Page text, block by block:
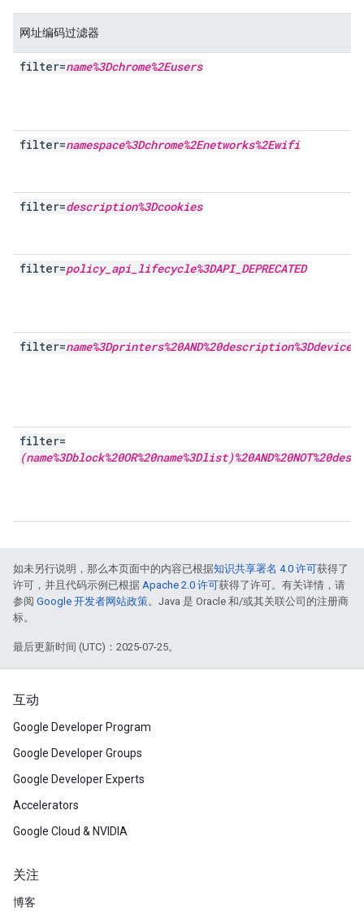
网址编码过滤器
filter=name%3Dchrome%2Eusers
filter=namespace%3Dchrome%2Enetworks%2Ewifi
filter=description%3Dcookies
filter=policy_ api lifecycle%3DAPI_ DEPRECATED
filter=name%3Dprinters%20AND%20description%3Ddevices
filter=
如未另行说明，那么本页面中的内容已根据知识共享署名 4.0 许可获得了
许可，并且代码示例已根据 Apache 2.0 许可获得了许可。有关详情，请
参阅 Google 开发者网站政策。Java 是 Oracle 和/或其关联公司的注册商
标。
最后更新时间 (UTC)：2025-07-25。
互动
Google Developer Program
Google Developer Groups
Google Developer Experts
Accelerators
Google Cloud & NVIDIA
关注
博客